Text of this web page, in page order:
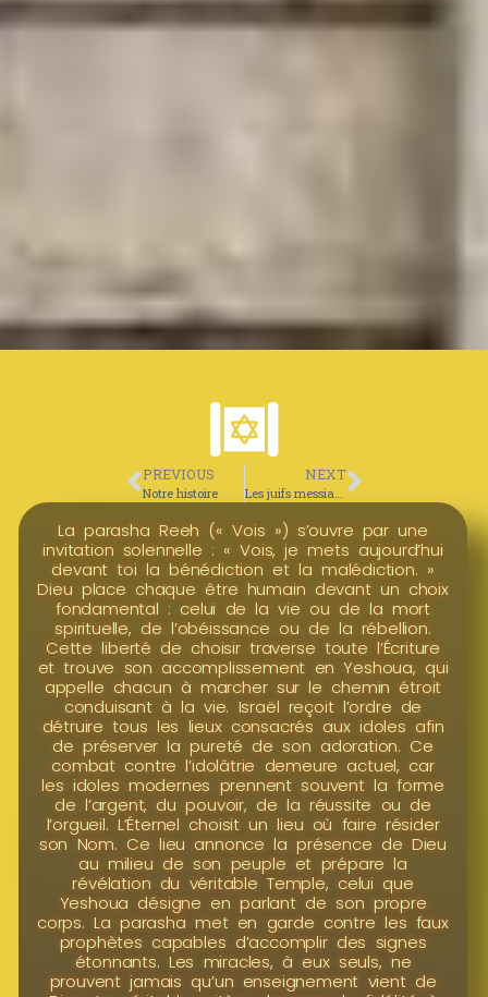
La parasha Reeh (« Vois ») s’ouvre par une
invitation solennelle : « Vois, je mets aujourd’hui
devant toi la bénédiction et la malédiction. »
Dieu place chaque être humain devant un choix
fondamental : celui de la vie ou de la mort
spirituelle, de l’obéissance ou de la rébellion.
Cette liberté de choisir traverse toute l’Écriture
et trouve son accomplissement en Yeshoua, qui
appelle chacun à marcher sur le chemin étroit
conduisant à la vie. Israël reçoit l’ordre de
détruire tous les lieux consacrés aux idoles afin
de préserver la pureté de son adoration. Ce
combat contre l’idolâtrie demeure actuel, car
les idoles modernes prennent souvent la forme
de l’argent, du pouvoir, de la réussite ou de
l’orgueil. L’Éternel choisit un lieu où faire résider
son Nom. Ce lieu annonce la présence de Dieu
au milieu de son peuple et prépare la
révélation du véritable Temple, celui que
Yeshoua désigne en parlant de son propre
corps. La parasha met en garde contre les faux
prophètes capables d’accomplir des signes
étonnants. Les miracles, à eux seuls, ne
prouvent jamais qu’un enseignement vient de
PREVIOUS
Notre histoire
NEXT